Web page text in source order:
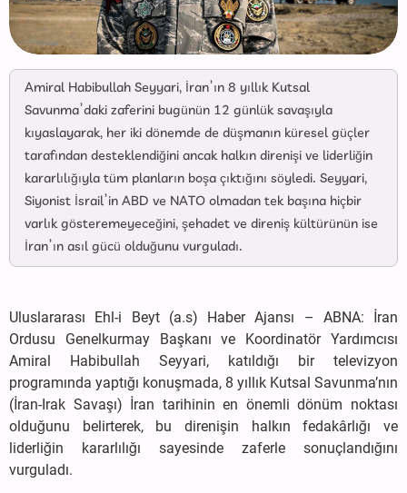
Amiral Habibullah Seyyari, İran’ın 8 yıllık Kutsal
Savunma’daki zaferini bugünün 12 günlük savaşıyla
kıyaslayarak, her iki dönemde de düşmanın küresel güçler
tarafından desteklendiğini ancak halkın direnişi ve liderliğin
kararlılığıyla tüm planların boşa çıktığını söyledi. Seyyari,
Siyonist İsrail’in ABD ve NATO olmadan tek başına hiçbir
varlık gösteremeyeceğini, şehadet ve direniş kültürünün ise
İran’ın asıl gücü olduğunu vurguladı.
Uluslararası Ehl-i Beyt (a.s) Haber Ajansı – ABNA: İran
Ordusu Genelkurmay Başkanı ve Koordinatör Yardımcısı
Amiral Habibullah Seyyari, katıldığı bir televizyon
programında yaptığı konuşmada, 8 yıllık Kutsal Savunma’nın
(İran-Irak Savaşı) İran tarihinin en önemli dönüm noktası
olduğunu belirterek, bu direnişin halkın fedakârlığı ve
liderliğin kararlılığı sayesinde zaferle sonuçlandığını
vurguladı.